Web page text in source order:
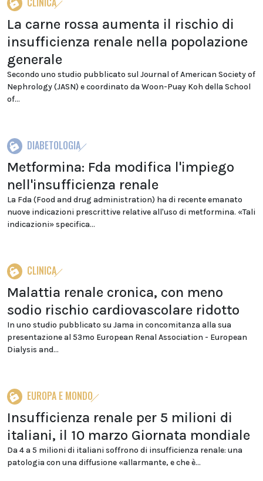
La carne rossa aumenta il rischio di
insufficienza renale nella popolazione
generale
Secondo uno studio pubblicato sul Journal of American Society of
Nephrology (JASN) e coordinato da Woon-Puay Koh della School
of...
DIABETOLOGIA
Metformina: Fda modifica l'impiego
nell'insufficienza renale
La Fda (Food and drug administration) ha di recente emanato
nuove indicazioni prescrittive relative all'uso di metformina. «Tali
indicazioni» specifica...
CLINICA
Malattia renale cronica, con meno
sodio rischio cardiovascolare ridotto
In uno studio pubblicato su Jama in concomitanza alla sua
presentazione al 53mo European Renal Association - European
Dialysis and...
EUROPA E MONDO
Insufficienza renale per 5 milioni di
italiani, il 10 marzo Giornata mondiale
Da 4 a 5 milioni di italiani soffrono di insufficienza renale: una
patologia con una diffusione «allarmante, e che è...